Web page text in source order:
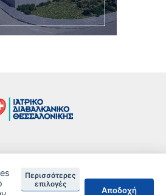
τις Πιστοποιήσεις ανά Κλινική
Περισσότερες
επιλογές
Αποδοχή